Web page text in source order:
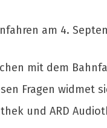
am 4.
mit dem
Fragen widmet
und ARD